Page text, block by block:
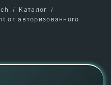
Каталог
от авторизованного